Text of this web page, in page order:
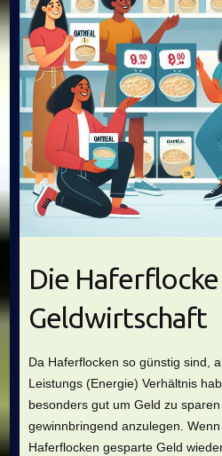
Die
Geldwirtschaft
Da Haferflocken so günstig sind,
Leistungs (Energie) Verhältnis
besonders gut um Geld zu
gewinnbringend anzulegen.
Haferflocken gesparte Geld